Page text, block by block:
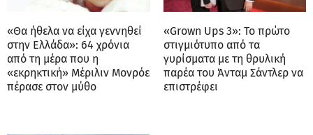
«Θα ήθελα να είχα γεννηθεί
στην Ελλάδα»: 64 χρόνια
από τη μέρα που η
«εκρηκτική» Μέριλιν Μονρόε
πέρασε στον μύθο
«Grown Ups 3»: Το πρώτο
στιγμιότυπο από τα
γυρίσματα με τη θρυλική
παρέα του Άνταμ Σάντλερ να
επιστρέφει